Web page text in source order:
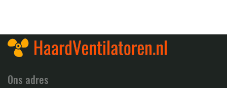
Ons adres